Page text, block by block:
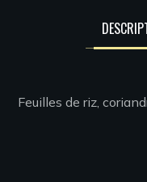
Feuilles de riz,